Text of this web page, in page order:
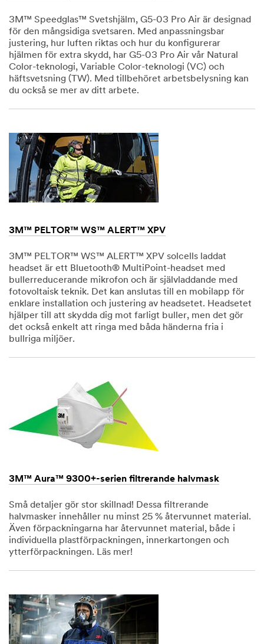
3M™ Speedglas™ Svetshjälm, G5-03 Pro Air är designad
för den mångsidiga svetsaren. Med anpassningsbar
justering, hur luften riktas och hur du konfigurerar
hjälmen för extra skydd, har G5-03 Pro Air vår Natural
Color-teknologi, Variable Color-teknologi (VC) och
häftsvetsning (TW). Med tillbehöret arbetsbelysning kan
du också se mer av ditt arbete.
1,
3M™ PELTOR™ WS™ ALERT™ XPV
3M™ PELTOR™ WS™ ALERT™ XPV solcells laddat
headset är ett Bluetooth® MultiPoint-headset med
bullerreducerande mikrofon och är självladdande med
fotovoltaisk teknik. Det kan anslutas till en mobilapp för
enklare installation och justering av headsetet. Headsetet
hjälper till att skydda dig mot farligt buller, men det gör
det också enkelt att ringa med båda händerna fria i
bullriga miljöer.
1,
3M™ Aura™ 9300+-serien filtrerande halvmask
Små detaljer gör stor skillnad! Dessa filtrerande
halvmasker innehåller nu minst 25 % återvunnet material.
Även förpackningarna har återvunnet material, både i
individuella plastförpackningen, innerkartongen och
ytterförpackningen. Läs mer!
1,